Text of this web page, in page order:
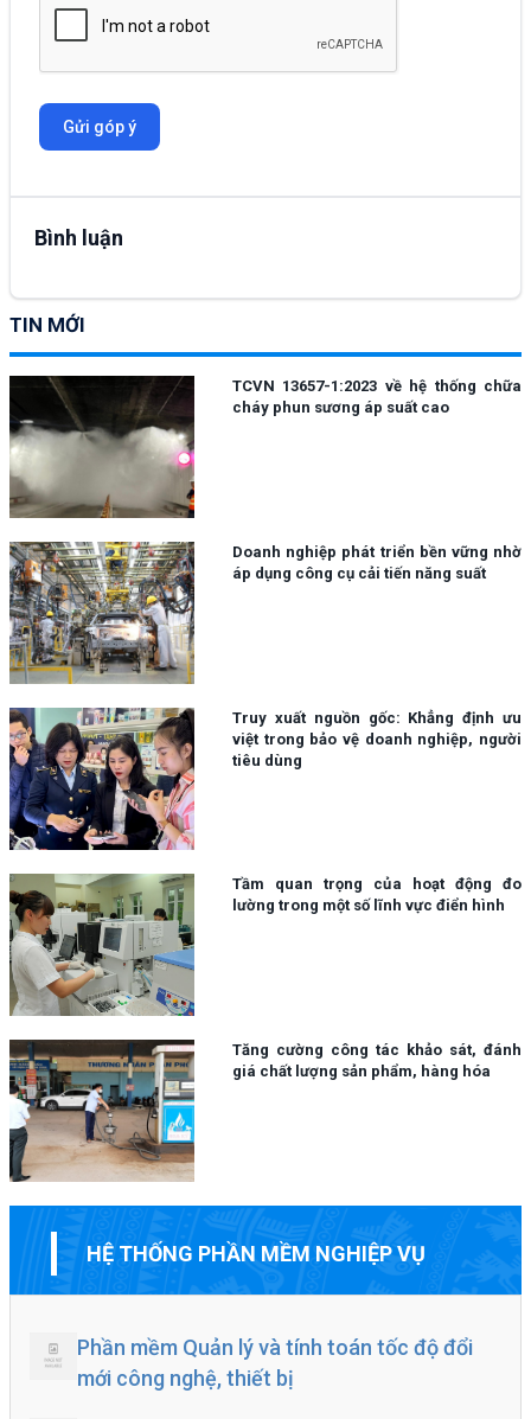
Gửi góp ý
Bình luận
TIN MỚI
TCVN 13657-1:2023 về hệ thống chữa
cháy phun sương áp suất cao
Doanh nghiệp phát triển bền vững nhờ
áp dụng công cụ cải tiến năng suất
Truy xuất nguồn gốc: Khẳng định ưu
việt trong bảo vệ doanh nghiệp, người
tiêu dùng
Tầm quan trọng của hoạt động đo
lường trong một số lĩnh vực điển hình
Tăng cường công tác khảo sát, đánh
giá chất lượng sản phẩm, hàng hóa
HỆ THỐNG PHẦN MỀM NGHIỆP VỤ
Phần mềm Quản lý và tính toán tốc độ đổi
mới công nghệ, thiết bị